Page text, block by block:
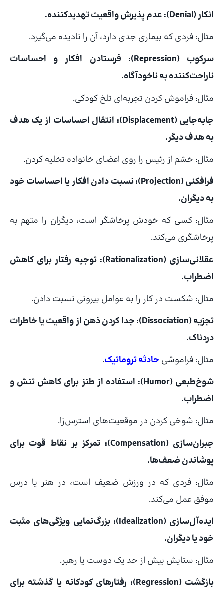
انکار (Denial): عدم پذیرش واقعیت تهدیدکننده.
مثال: فردی که بیماری جدی دارد، آن را نادیده می‌گیرد.
سرکوب (Repression): فرستادن افکار و احساسات
ناراحت‌کننده به ناخودآگاه.
مثال: فراموش کردن تجربه‌ای تلخ کودکی.
جابه‌جایی (Displacement): انتقال احساسات از یک هدف
به هدف دیگر.
مثال: خشم از رئیس را روی اعضای خانواده تخلیه کردن.
فرافکنی (Projection): نسبت دادن افکار یا احساسات خود
به دیگران.
مثال: کسی که خودش پرخاشگر است، دیگران را متهم به
پرخاشگری می‌کند.
عقلانی‌سازی (Rationalization): توجیه رفتار برای کاهش
اضطراب.
مثال: شکست در کار را به عوامل بیرونی نسبت دادن.
تجزیه (Dissociation): جدا کردن ذهن از واقعیت یا خاطرات
دردناک.
مثال: فراموشی حادثه تروماتیک.
شوخ‌طبعی (Humor): استفاده از طنز برای کاهش تنش و
اضطراب.
مثال: شوخی کردن در موقعیت‌های استرس‌زا.
جبران‌سازی (Compensation): تمرکز بر نقاط قوت برای
پوشاندن ضعف‌ها.
مثال: فردی که در ورزش ضعیف است، در هنر یا درس
موفق عمل می‌کند.
ایده‌آل‌سازی (Idealization): بزرگ‌نمایی ویژگی‌های مثبت
خود یا دیگران.
مثال: ستایش بیش از حد یک دوست یا رهبر.
بازگشت (Regression): رفتارهای کودکانه یا گذشته برای